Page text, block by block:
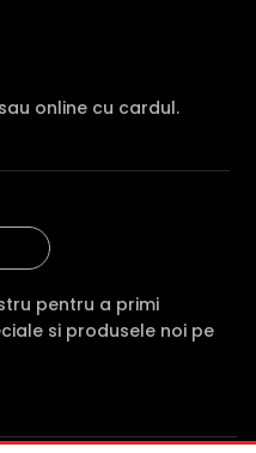
online cu cardul.
pentru a primi
si produsele noi pe